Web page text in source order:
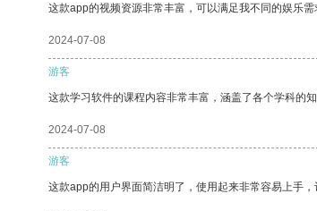
这款app的视频资源非常丰富，可以满足我不同的娱乐需
2024-07-08
游客
这款学习软件的课程内容非常丰富，涵盖了各个学科的
2024-07-08
游客
这款app的用户界面简洁明了，使用起来非常容易上手